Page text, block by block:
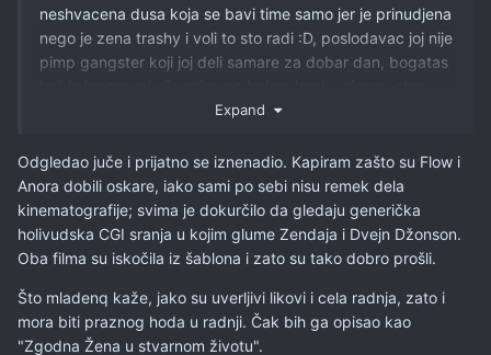
neshvacena dusa koja se bavi time samo jer je prinudjena
nego je zena trashy i voli to sto radi :D, poslodavac joj nije
pimp gangster koji joj deli samare za dobar dan, bogatas
ruski oligarh nije mafijas sa bezbroj thugova koji lome
i generalno film ni u jednom trenutku ne pokusava da te
slafinja oko onoga sto gledas (osim mozda na kraju, gde
ova glavna dobija neku kvazi dubinu lika, sto vidim po
nekim recenzijama da su ljudi shvatili na nacin, koji kad
razmislim, i nije toliko neocekivan... mada i tu ne bih rekao
da je do filma, nego su ljudi delulu sa svojim zaključcima)
medjutim to sto daje filmu kul vajb cini ga na momente i
Expand
Odgledao juče i prijatno se iznenadio. Kapiram zašto su Flow i
Anora dobili oskare, iako sami po sebi nisu remek dela
kinematografije; svima je dokurčilo da gledaju generička
holivudska CGI sranja u kojim glume Zendaja i Dvejn Džonson.
Oba filma su iskočila iz šablona i zato su tako dobro prošli.
Što mladenq kaže, jako su uverljivi likovi i cela radnja, zato i
mora biti praznog hoda u radnji. Čak bih ga opisao kao
"Zgodna Žena u stvarnom životu".